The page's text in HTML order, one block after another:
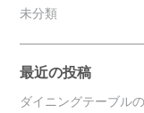
未分類
最近の投稿
ダイニングテーブル